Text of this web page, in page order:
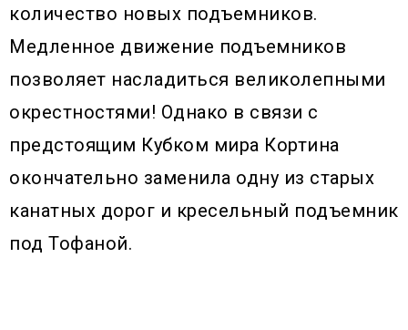
количество новых подъемников.
Медленное движение подъемников
позволяет насладиться великолепными
окрестностями! Однако в связи с
предстоящим Кубком мира Кортина
окончательно заменила одну из старых
канатных дорог и кресельный подъемник
под Тофаной.